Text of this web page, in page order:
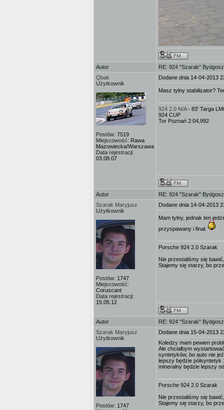
Autor
RE: 924 "Szarak"
Qbak
Użytkownik
Postów: 7519
Miejscowość: Rawa
Mazowiecka/Warszawa
Data rejestracji:
03.08.07
Dodane dnia 14-04-2013
Masz tylny stabilizator?
924 2.0 N/A- 83' Targa
924 CUP
Tor Poznań 2:04,992
Autor
RE: 924 "Szarak"
Szarak Maryjusz
Użytkownik
Postów: 1747
Miejscowość:
Coruscant
Data rejestracji:
15.05.12
Dodane dnia 14-04-2013
Mam tylny, jednak ten
przyspawany i finał.
Porsche 924 2.0 Szarak
Nie przestaliśmy się
Stajemy się starzy, bo
Autor
RE: 924 "Szarak"
Szarak Maryjusz
Użytkownik
Postów: 1747
Dodane dnia 15-04-2013
Koledzy mam pewien
Ale chciałbym
syntetyków, bo auto nie
lepszy będzie
mineralny będzie lepszy
Porsche 924 2.0 Szarak
Nie przestaliśmy się
Stajemy się starzy, bo